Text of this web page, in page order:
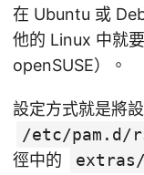
在 Ubuntu 或
他的 Linux 中就
openSUSE）。
設定方式就是將
/etc/pam.d/
徑中的